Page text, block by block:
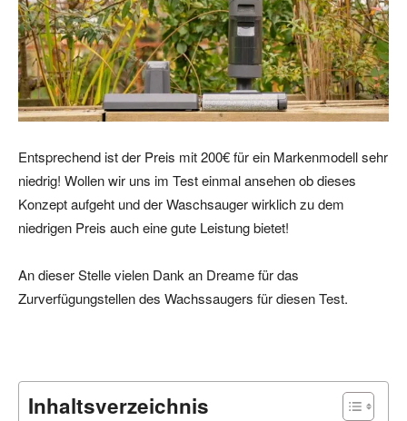
Entsprechend ist der Preis mit 200€ für ein Markenmodell sehr
niedrig! Wollen wir uns im Test einmal ansehen ob dieses
Konzept aufgeht und der Waschsauger wirklich zu dem
niedrigen Preis auch eine gute Leistung bietet!
An dieser Stelle vielen Dank an Dreame für das
Zurverfügungstellen des Wachssaugers für diesen Test.
Inhaltsverzeichnis